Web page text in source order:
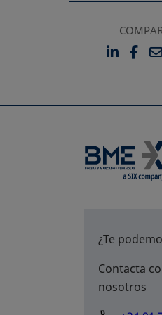
SE
¿Te
Contacta
nosotros